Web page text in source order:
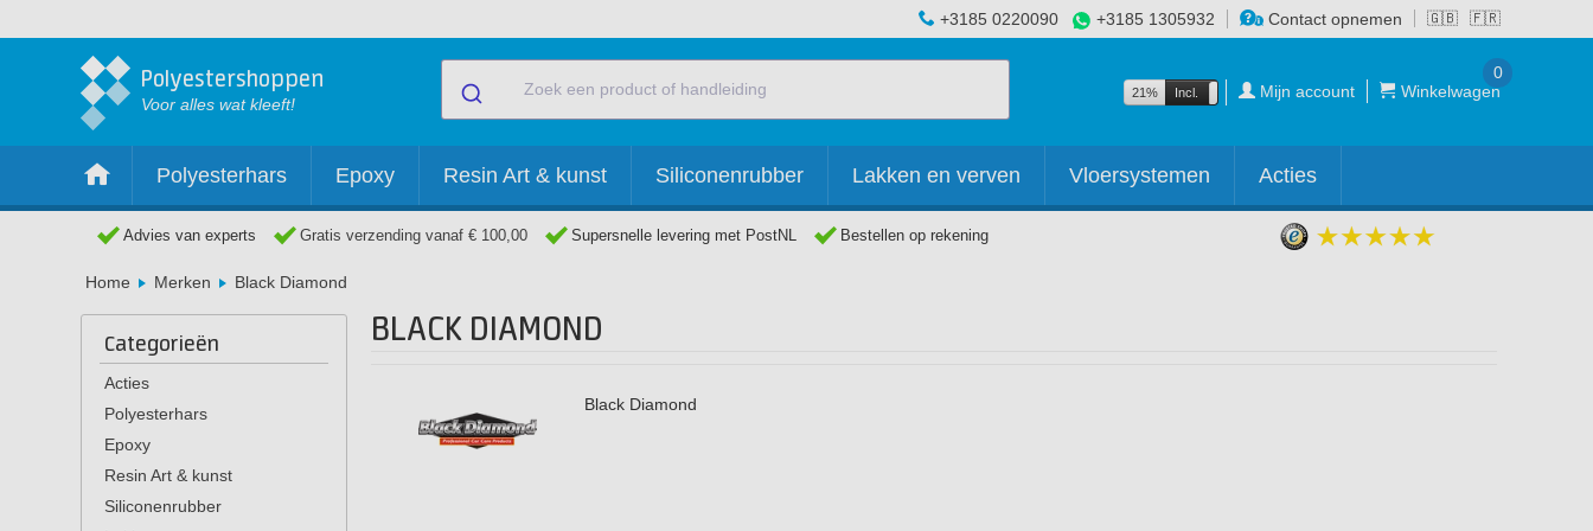
🇬🇧 🇫🇷
+3185 0220090 +3185 1305932 Contact opnemen
Polyestershoppen
Voor alles wat kleeft!
21% Incl. Excl. Mijn account Winkelwagen
0
Polyesterhars Epoxy Resin Art & kunst Siliconenrubber Lakken en verven Vloersystemen Acties
Advies van experts Gratis verzending vanaf € 100,00 Supersnelle levering met PostNL Bestellen op rekening
Home Merken Black Diamond
Categorieën
Acties
Polyesterhars
Epoxy
Resin Art & kunst
Siliconenrubber
BLACK DIAMOND
Black Diamond